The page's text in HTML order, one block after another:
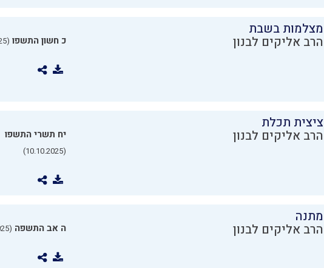
מצלמות בשבת
הרב אליקים לבנון כ חשון התשפו (11.11.2025)
ציצית תכלת
הרב אליקים לבנון יח תשרי התשפו
(10.10.2025)
מתנה
הרב אליקים לבנון ה אב התשפה (30.07.2025)